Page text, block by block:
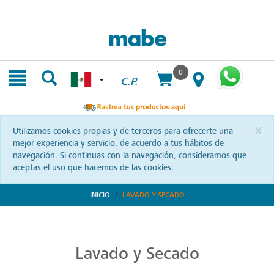
C.P.
0
x
Utilizamos cookies propias y de terceros para ofrecerte una
mejor experiencia y servicio, de acuerdo a tus hábitos de
navegación. Si continuas con la navegación, consideramos que
aceptas el uso que hacemos de las cookies.
INICIO LAVADO Y SECADO
Lavado y Secado